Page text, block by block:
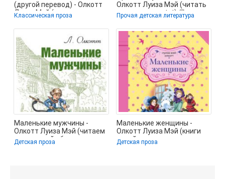
(другой перевод) - Олкотт
Луиза Мэй (книга
бесплатный формат
Классическая проза
Олкотт Луиза Мэй (читать
книги полные .txt) 📗
Прочая детская литература
Маленькие мужчины -
Олкотт Луиза Мэй (читаем
книги онлайн бесплатно
полностью
Детская проза
Маленькие женщины -
Олкотт Луиза Мэй (книги
онлайн полные версии
бесплатно
Детская проза